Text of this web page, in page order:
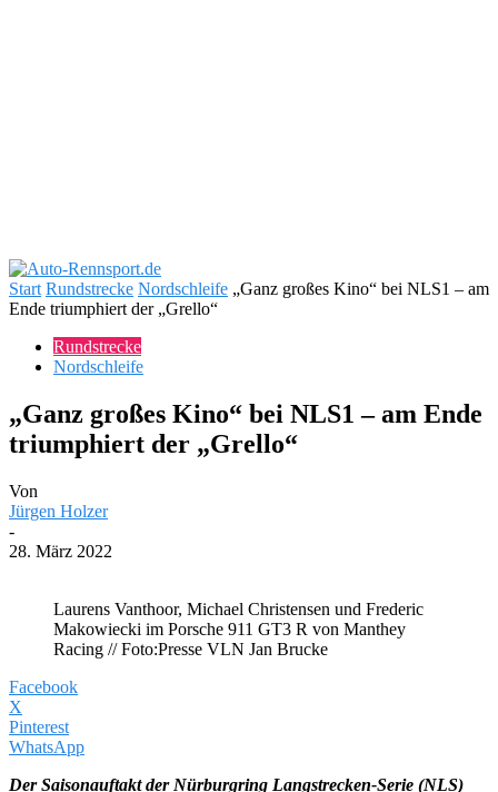
Start Rundstrecke Nordschleife „Ganz großes Kino“ bei NLS1 – am
Ende triumphiert der „Grello“
Rundstrecke
Nordschleife
„Ganz großes Kino“ bei NLS1 – am Ende
triumphiert der „Grello“
Von
Jürgen Holzer
-
28. März 2022
Laurens Vanthoor, Michael Christensen und Frederic
Makowiecki im Porsche 911 GT3 R von Manthey
Racing // Foto:Presse VLN Jan Brucke
Facebook
X
Pinterest
WhatsApp
Der Saisonauftakt der Nürburgring Langstrecken-Serie (NLS)